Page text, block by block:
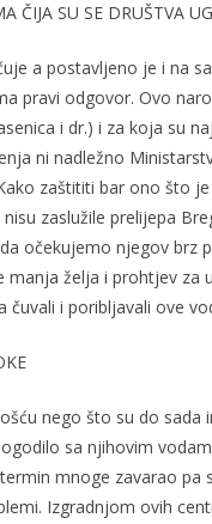
ČIJA SU SE DRUŠTVA
a postavljeno je i na
pravi odgovor. Ovo
i dr.) i za koja su
ni nadležno
zaštititi bar ono što
zaslužile prelijepa
očekujemo njegov brz
manja želja i prohtjev za
i poribljavali ove
nego što su do sada
sa njihovim
mnoge zavarao pa
Izgradnjom ovih